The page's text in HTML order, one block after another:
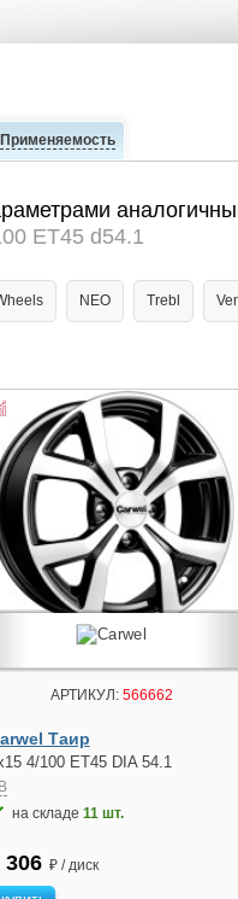
Применяемость
ET45 d54.1
NEO Trebl
АРТИКУЛ:566662
Таир
4/100 ET45 DIA 54.1
на складе 11 шт.
306 ₽ / диск